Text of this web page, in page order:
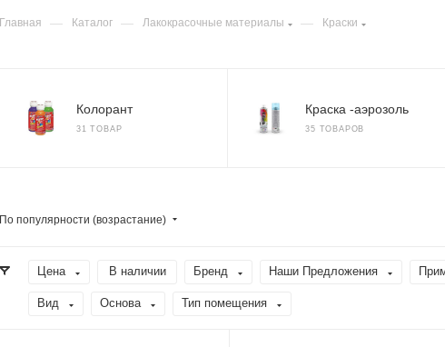
Главная — Каталог — Лакокрасочные материалы — Краски
Колорант
31 ТОВАР
Краска -аэрозоль
35 ТОВАРОВ
По популярности (возрастание)
Цена В наличии Бренд Наши Предложения
Вид Основа Тип помещения